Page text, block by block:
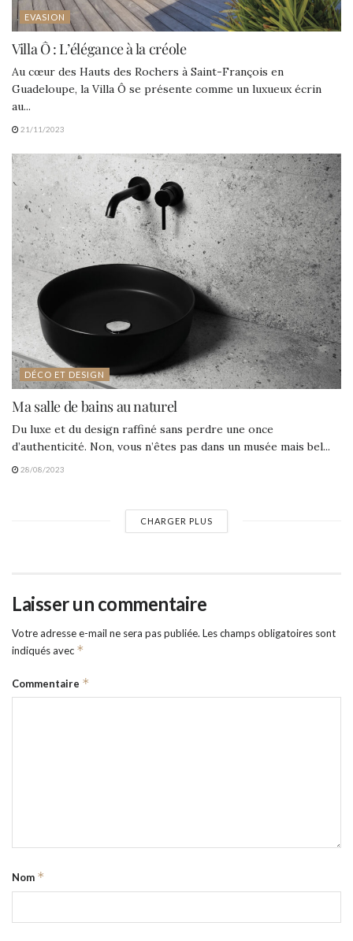
EVASION
Villa Ô : L’élégance à la créole
Au cœur des Hauts des Rochers à Saint-François en
Guadeloupe, la Villa Ô se présente comme un luxueux écrin
au...
21/11/2023
DÉCO ET DESIGN
Ma salle de bains au naturel
Du luxe et du design raffiné sans perdre une once
d’authenticité. Non, vous n’êtes pas dans un musée mais bel...
28/08/2023
CHARGER PLUS
Laisser un commentaire
Votre adresse e-mail ne sera pas publiée. Les champs obligatoires sont
indiqués avec *
Commentaire *
Nom *